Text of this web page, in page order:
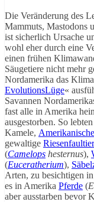
Die Veränderung des
Mammuts, Mastodons
ist sicherlich Ursache
wohl eher durch eine
einen frühen
Säugetiere nicht mehr
Nordamerika das
EvolutionsLüge«
Savannen
fast alle in Amerika
ausgestorben. So
Kamele,
gewaltige
(Camelops hesternus),
(Euceratherium),
Arten, zu besichtigen
es in Amerika Pferde (
aber ausstarben bevor